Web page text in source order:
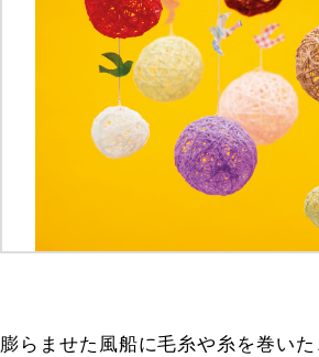
膨らませた風船に毛糸や糸を巻い